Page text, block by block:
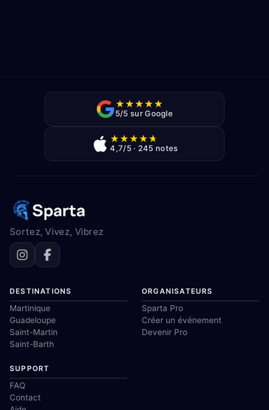
★★★★★
5/5 sur Google
★★★★★
4,7/5 · 245 notes
Sortez, Vivez, Vibrez
DESTINATIONS
Martinique
Guadeloupe
Saint-Martin
Saint-Barth
ORGANISATEURS
Sparta Pro
Créer un événement
Devenir Pro
SUPPORT
FAQ
Contact